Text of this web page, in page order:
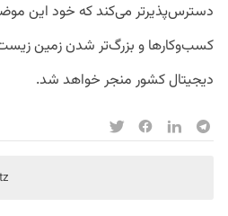
دسترس‌پذیرتر می‌کند که خود این
کسب‌وکارها و بزرگ‌تر شدن زمین
دیجیتال کشور منجر خواهد شد.